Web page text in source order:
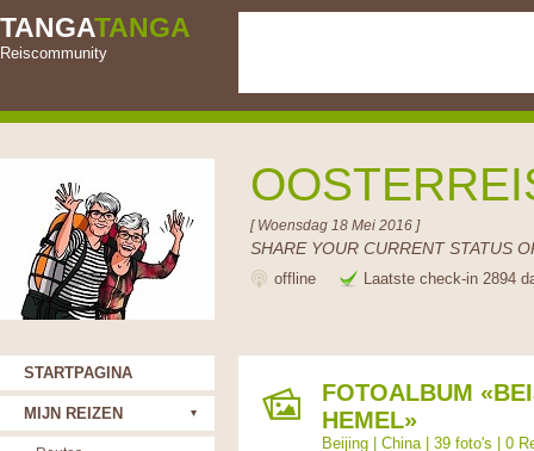
TANGATANGA
Reiscommunity
[ Woensdag 18 Mei 2016 ]
SHARE YOUR CURRENT STATUS
offline Laatste check-in 2894
FOTOALBUM
HEMEL»
Beijing China| 39 foto's | 0
STARTPAGINA
MIJN REIZEN